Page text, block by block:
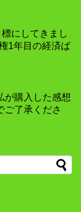
にしてきまし
1年目の経済ば
が購入した感想
ご了承くださ